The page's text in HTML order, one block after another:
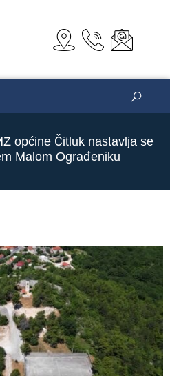
općine Čitluk nastavlja se
Malom Ograđeniku